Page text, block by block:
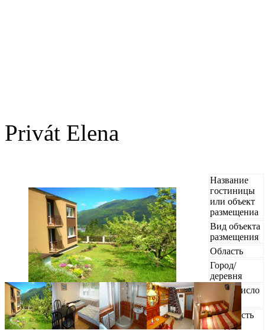
Privát Elena
Название
гостиницы
или объект
размещениа
Вид объекта
размещения
Область
Город/
деревня
Макс. число
персон
Стоимость
за одну